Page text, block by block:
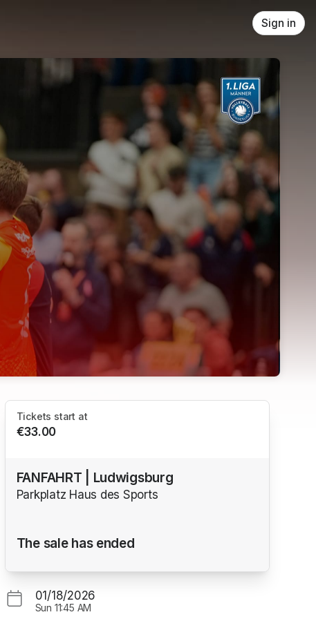
Sign in
Tickets start at
€33.00
FANFAHRT | Ludwigsburg
Parkplatz Haus des Sports
The sale has ended
01/18/2026
Sun 11:45 AM